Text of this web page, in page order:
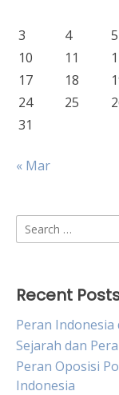
3
4 5
10
11
17
18
24
25
31
« Mar
Search
for:
Recent
Peran Indonesia
Sejarah dan
Peran Oposisi
Indonesia